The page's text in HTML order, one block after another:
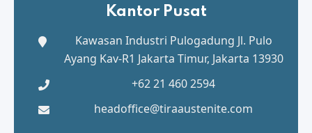
Kantor Pusat
Kawasan Industri Pulogadung Jl. Pulo
Ayang Kav-R1 Jakarta Timur, Jakarta 13930
+62 21 460 2594
headoffice@tiraaustenite.com